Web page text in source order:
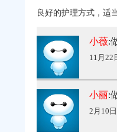
良好的护理方式，适
小薇:
11月22
小丽:
2月10